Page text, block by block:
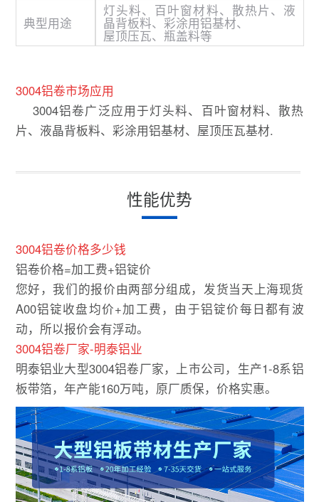
典型用途
灯头料、百叶窗材料、散热片、液
晶背板料、彩涂用铝基材、
屋顶压瓦、瓶盖料等
3004铝卷市场应用
3004铝卷广泛应用于灯头料、百叶窗材料、散热
片、液晶背板料、彩涂用铝基材、屋顶压瓦基材.
性能优势
3004铝卷价格多少钱
铝卷价格=加工费+铝锭价
您好，我们的报价由两部分组成，发货当天上海现货
A00铝锭收盘均价+加工费，由于铝锭价每日都有波
动，所以报价会有浮动。
3004铝卷厂家-明泰铝业
明泰铝业大型3004铝卷厂家，上市公司，生产1-8系铝
板带箔，年产能160万吨，原厂质保，价格实惠。